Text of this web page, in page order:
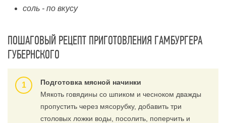
соль - по вкусу
ПОШАГОВЫЙ РЕЦЕПТ ПРИГОТОВЛЕНИЯ ГАМБУРГЕРА
ГУБЕРНСКОГО
Подготовка мясной начинки
Мякоть говядины со шпиком и чесноком дважды
пропустить через мясорубку, добавить три
столовых ложки воды, посолить, поперчить и